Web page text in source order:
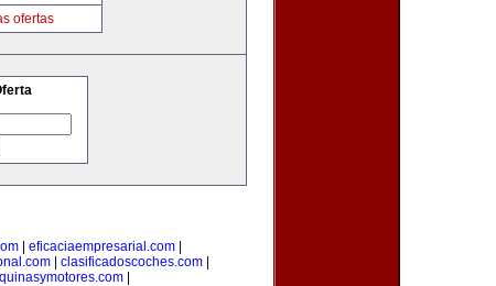
ofertas
| eficaciaempresarial.com|
clasificadoscoches.com